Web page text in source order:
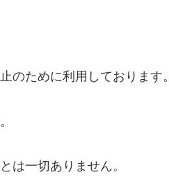
のために利用しております。
は一切ありません。